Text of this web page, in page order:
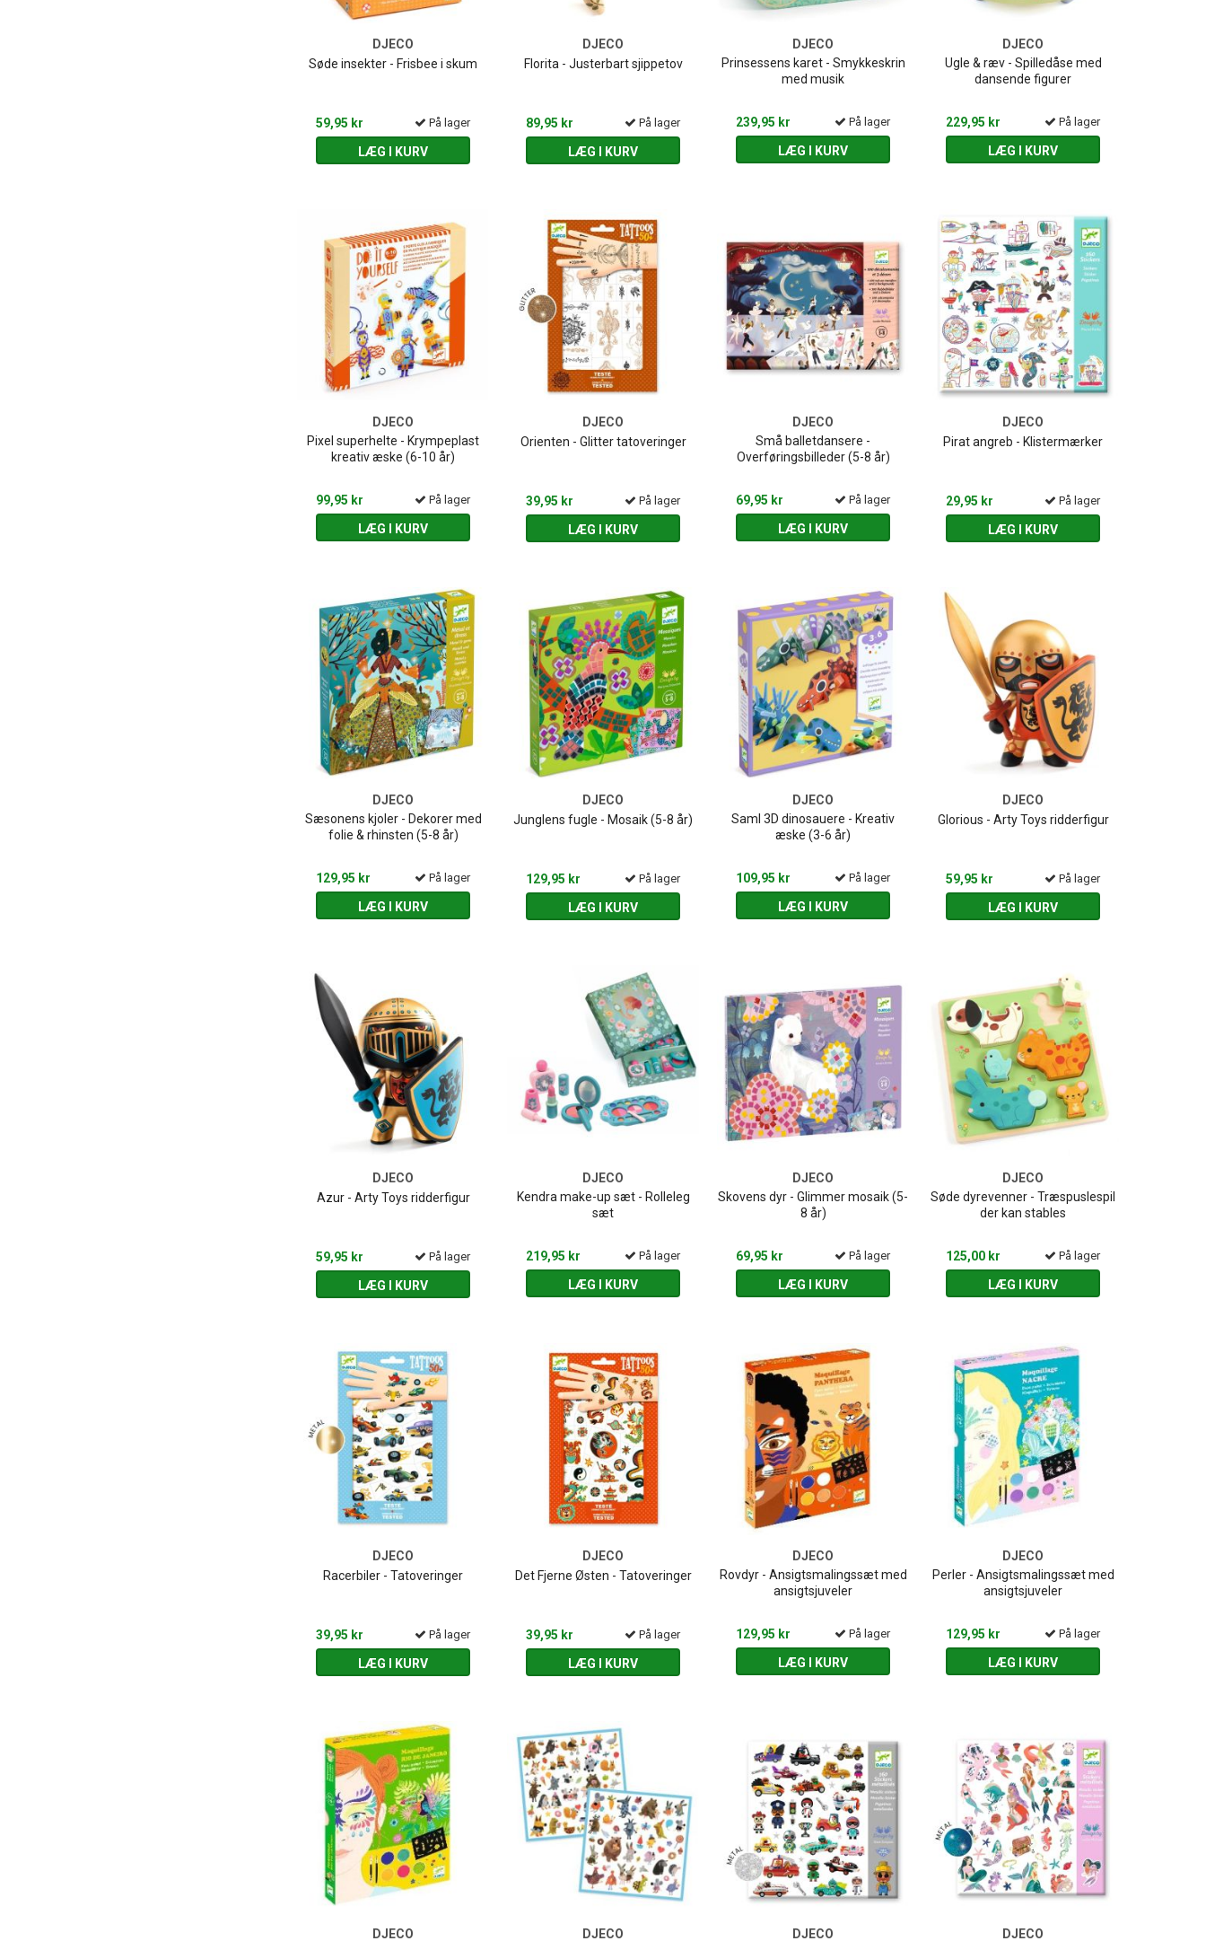
DJECO
Søde insekter - Frisbee i skum
59,95 kr På lager
LÆG I KURV
DJECO
Florita - Justerbart sjippetov
89,95 kr På lager
LÆG I KURV
DJECO
Prinsessens karet - Smykkeskrin
med musik
239,95 kr På lager
LÆG I KURV
DJECO
Ugle & ræv - Spilledåse med
dansende figurer
229,95 kr På lager
LÆG I KURV
DJECO
Pixel superhelte - Krympeplast
kreativ æske (6-10 år)
99,95 kr På lager
LÆG I KURV
DJECO
Orienten - Glitter tatoveringer
39,95 kr På lager
LÆG I KURV
DJECO
Små balletdansere -
Overføringsbilleder (5-8 år)
69,95 kr På lager
LÆG I KURV
DJECO
Pirat angreb - Klistermærker
29,95 kr På lager
LÆG I KURV
DJECO
Sæsonens kjoler - Dekorer med
folie & rhinsten (5-8 år)
129,95 kr På lager
LÆG I KURV
DJECO
Junglens fugle - Mosaik (5-8 år)
129,95 kr På lager
LÆG I KURV
DJECO
Saml 3D dinosauere - Kreativ
æske (3-6 år)
109,95 kr På lager
LÆG I KURV
DJECO
Glorious - Arty Toys ridderfigur
59,95 kr På lager
LÆG I KURV
DJECO
Azur - Arty Toys ridderfigur
59,95 kr På lager
LÆG I KURV
DJECO
Kendra make-up sæt - Rolleleg
sæt
219,95 kr På lager
LÆG I KURV
DJECO
Skovens dyr - Glimmer mosaik (5-
8 år)
69,95 kr På lager
LÆG I KURV
DJECO
Søde dyrevenner - Træspuslespil
der kan stables
125,00 kr På lager
LÆG I KURV
DJECO
Racerbiler - Tatoveringer
39,95 kr På lager
LÆG I KURV
DJECO
Det Fjerne Østen - Tatoveringer
39,95 kr På lager
LÆG I KURV
DJECO
Rovdyr - Ansigtsmalingssæt med
ansigtsjuveler
129,95 kr På lager
LÆG I KURV
DJECO
Perler - Ansigtsmalingssæt med
ansigtsjuveler
129,95 kr På lager
LÆG I KURV
DJECO DJECO DJECO DJECO